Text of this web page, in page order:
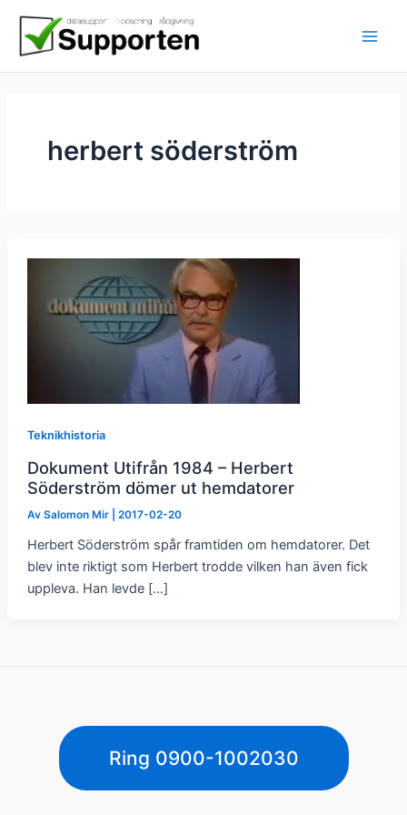
innehåll
herbert söderström
Teknikhistoria
Dokument Utifrån 1984 – Herbert
Söderström dömer ut hemdatorer
Av Salomon Mir 2017-02-20
Herbert Söderström spår framtiden om hemdatorer. Det
blev inte riktigt som Herbert trodde vilken han även fick
uppleva. Han levde […]
Ring 0900-1002030